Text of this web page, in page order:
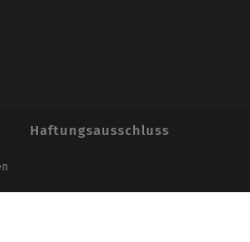
Haftungsausschluss